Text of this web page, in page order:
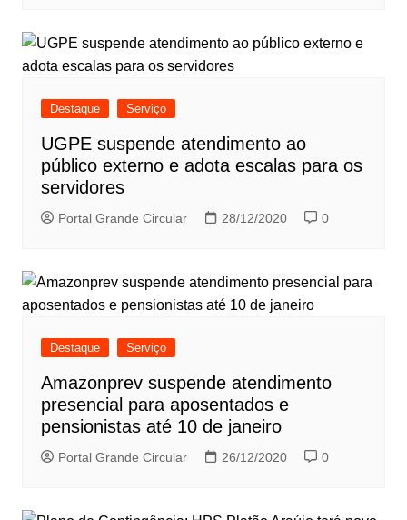
Destaque Serviço
UGPE suspende atendimento ao
público externo e adota escalas para os
servidores
Portal Grande Circular 28/12/2020 0
Destaque Serviço
Amazonprev suspende atendimento
presencial para aposentados e
pensionistas até 10 de janeiro
Portal Grande Circular 26/12/2020 0